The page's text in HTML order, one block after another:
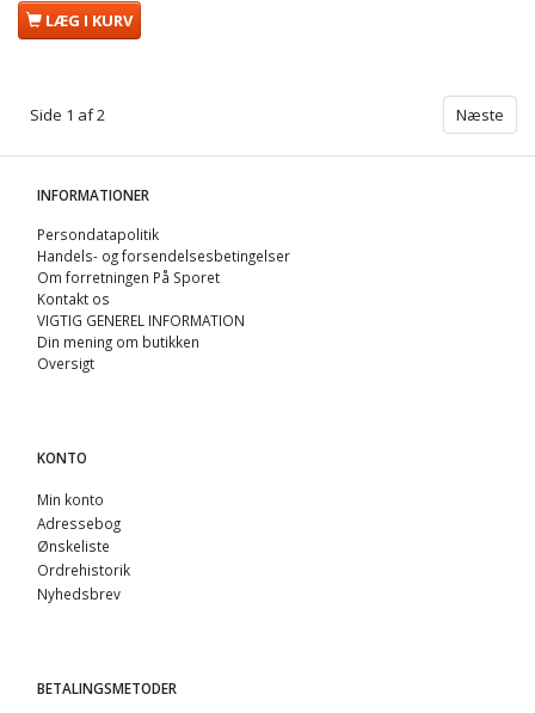
LÆG I KURV
Side 1 af 2 Næste
INFORMATIONER
Persondatapolitik
Handels- og forsendelsesbetingelser
Om forretningen På Sporet
Kontakt os
VIGTIG GENEREL INFORMATION
Din mening om butikken
Oversigt
KONTO
Min konto
Adressebog
Ønskeliste
Ordrehistorik
Nyhedsbrev
BETALINGSMETODER